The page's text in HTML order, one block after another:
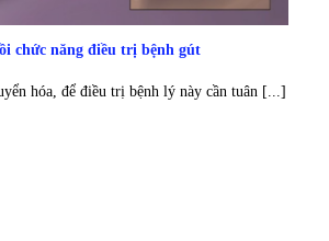
chức năng điều trị bệnh gút
hóa, để điều trị bệnh lý này cần tuân [...]